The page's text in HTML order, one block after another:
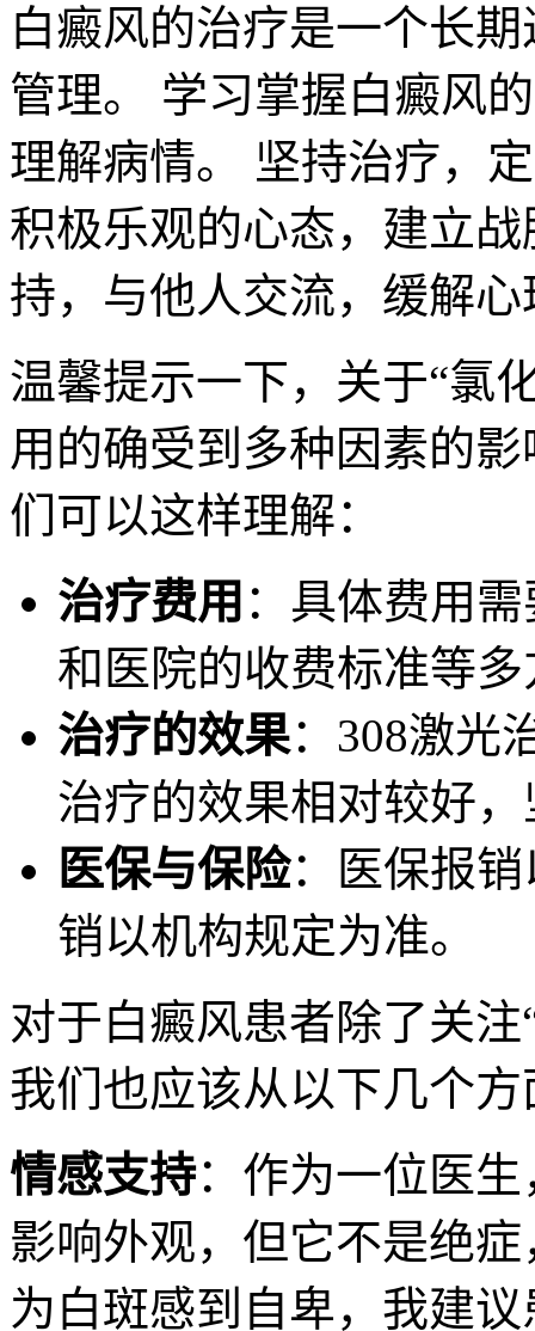
白癜风的治疗是一个长
管理。 学习掌握白癜风
理解病情。 坚持治疗，
积极乐观的心态，建立
持，与他人交流，缓解
温馨提示一下，关于“氯
用的确受到多种因素的
们可以这样理解：
治疗费用 ：具体费用
和医院的收费标准等
治疗的效果：308激光
治疗的效果相对较好
医保与保险：医保报
销以机构规定为准。
对于白癜风患者除了关
我们也应该从以下几个
情感支持：作为一位医
影响外观，但它不是绝
为白斑感到自卑，我建